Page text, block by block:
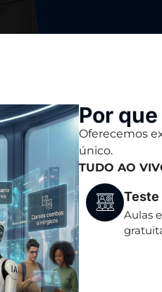
Por
Oferecemos
único.
TUDO AO
Teste
Aulas